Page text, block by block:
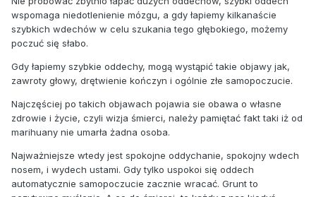
wspomaga niedotlenienie mózgu, a gdy łapiemy kilkanaście
szybkich wdechów w celu szukania tego głębokiego, możemy
poczuć się słabo.
Gdy łapiemy szybkie oddechy, mogą wystąpić takie objawy jak,
zawroty głowy, drętwienie kończyn i ogólnie złe samopoczucie.
Najczęściej po takich objawach pojawia sie obawa o własne
zdrowie i życie, czyli wizja śmierci, należy pamiętać fakt taki iż od
marihuany nie umarła żadna osoba.
Najważniejsze wtedy jest spokojne oddychanie, spokojny wdech
nosem, i wydech ustami. Gdy tylko uspokoi się oddech
automatycznie samopoczucie zacznie wracać. Grunt to